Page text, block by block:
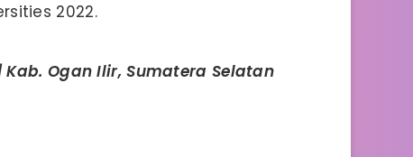
2022.
Ogan Ilir, Sumatera Selatan